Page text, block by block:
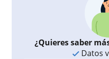
¿Quieres saber
Datos